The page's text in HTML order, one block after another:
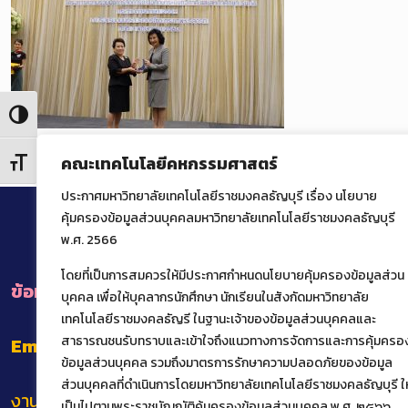
คณะเทคโนโลยีคหกรรมศาสตร์
ประกาศมหาวิทยาลัยเทคโนโลยีราชมงคลธัญบุรี เรื่อง นโยบาย
คุ้มครองข้อมูลส่วนบุคคลมหาวิทยาลัยเทคโนโลยีราชมงคลธัญบุรี
พ.ศ. 2566
โดยที่เป็นการสมควรให้มีประกาศกำหนดนโยบายคุ้มครองข้อมูลส่วน
บุคคล เพื่อให้บุคลากรนักศึกษา นักเรียนในสังกัดมหาวิทยาลัย
เทคโนโลยีราชมงคลธัญรี ในฐานะเจ้าของข้อมูลส่วนบุคคลและ
สาธารณชนรับทราบและเข้าใจถึงแนวทางการจัดการและการคุ้มครอ
ข้อมูลส่วนบุคคล รวมถึงมาตรการรักษาความปลอดภัยของข้อมูล
ส่วนบุคคลที่ดำเนินการโดยมหาวิทยาลัยเทคโนโลยีราชมงคลธัญบุรี
Toggle High Contrast
Toggle Font size
ข้อมูลการติดต่อหน่วยงานภายในคณะ
Email : het@rmutt.ac.th
งานทะเบียนและบริการนักศึกษาแบบเบ็ดเสร็จ